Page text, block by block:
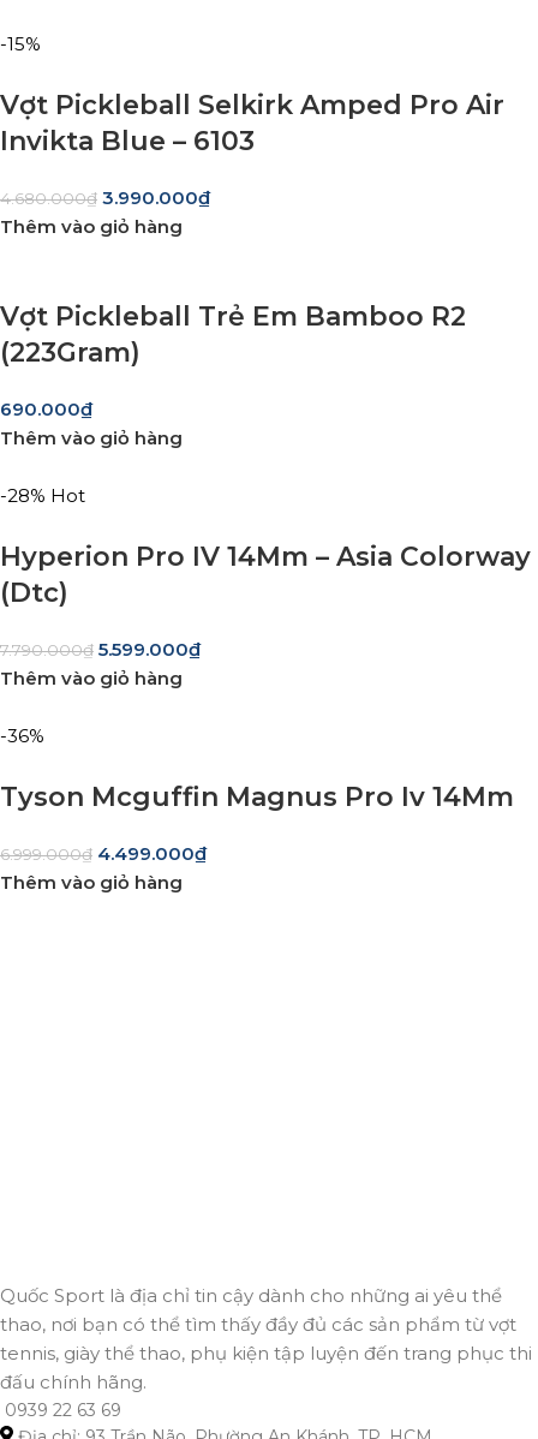
-15%
Vợt Pickleball Selkirk Amped Pro Air
Invikta Blue – 6103
4.680.000₫ 3.990.000₫
Thêm vào giỏ hàng
Vợt Pickleball Trẻ Em Bamboo R2
(223Gram)
690.000₫
Thêm vào giỏ hàng
-28% Hot
Hyperion Pro IV 14Mm – Asia Colorway
(Dtc)
7.790.000₫ 5.599.000₫
Thêm vào giỏ hàng
-36%
Tyson Mcguffin Magnus Pro Iv 14Mm
6.999.000₫ 4.499.000₫
Thêm vào giỏ hàng
Quốc Sport là địa chỉ tin cậy dành cho những ai yêu thể
thao, nơi bạn có thể tìm thấy đầy đủ các sản phẩm từ vợt
tennis, giày thể thao, phụ kiện tập luyện đến trang phục thi
đấu chính hãng.
0939 22 63 69